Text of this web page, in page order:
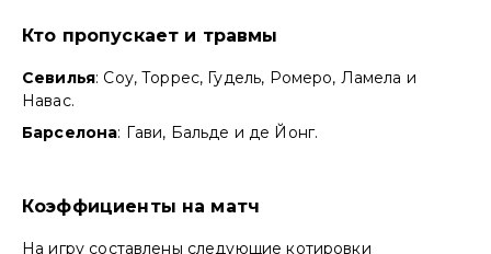
Кто пропускает и травмы
Севилья: Соу, Торрес, Гудель, Ромеро, Ламела и
Навас.
Барселона: Гави, Бальде и де Йонг.
Коэффициенты на матч
На игру составлены следующие котировки